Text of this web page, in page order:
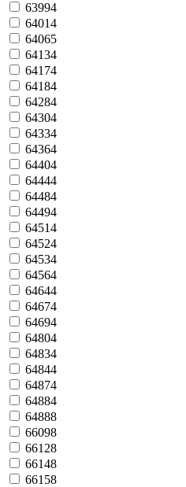
63994
64014
64065
64134
64174
64184
64284
64304
64334
64364
64404
64444
64484
64494
64514
64524
64534
64564
64644
64674
64694
64804
64834
64844
64874
64884
64888
66098
66128
66148
66158